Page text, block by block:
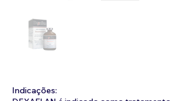
Indicações: